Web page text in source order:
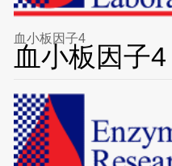
血小板因子4
血小板因子4